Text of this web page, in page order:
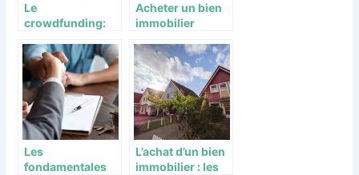
Le
crowdfunding:
investissement
immobilier
Acheter un bien
immobilier
possible ?
Les
fondamentales
L’achat d’un bien
immobilier : les